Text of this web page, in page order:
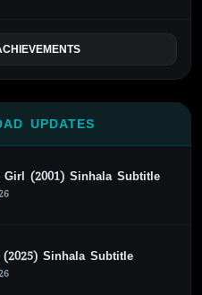
UPDATES
Girl (2001) Sinhala Subtitle
Sinhala Subtitle